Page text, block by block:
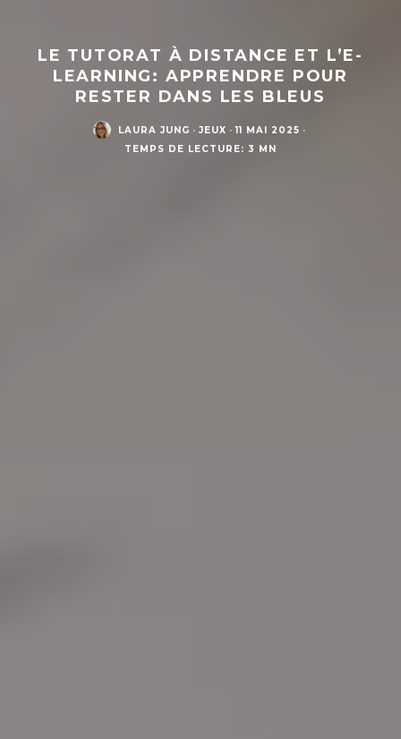
LE TUTORAT À DISTANCE ET L’E-
LEARNING: APPRENDRE POUR
RESTER DANS LES BLEUS
LAURA JUNG · JEUX · 11 MAI 2025 ·
TEMPS DE LECTURE: 3 MN